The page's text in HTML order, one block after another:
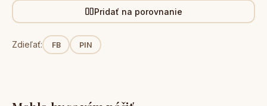
Pridať na porovnanie
Zdieľať: FB PIN